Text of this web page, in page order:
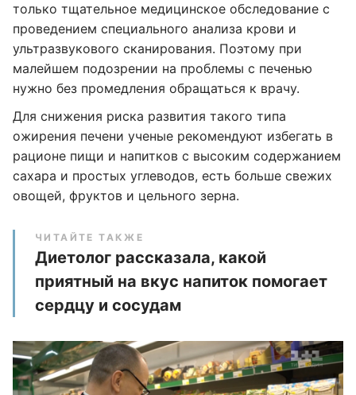
только тщательное медицинское обследование с
проведением специального анализа крови и
ультразвукового сканирования. Поэтому при
малейшем подозрении на проблемы с печенью
нужно без промедления обращаться к врачу.
Для снижения риска развития такого типа
ожирения печени ученые рекомендуют избегать в
рационе пищи и напитков с высоким содержанием
сахара и простых углеводов, есть больше свежих
овощей, фруктов и цельного зерна.
ЧИТАЙТЕ ТАКЖЕ
Диетолог рассказала, какой
приятный на вкус напиток помогает
сердцу и сосудам